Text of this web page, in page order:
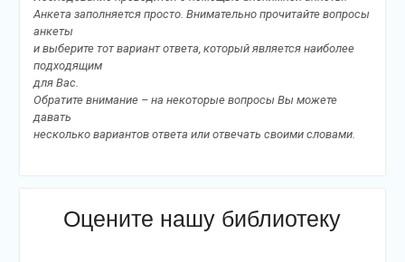
Анкета заполняется просто. Внимательно прочитайте вопросы
анкеты
и выберите тот вариант ответа, который является наиболее
подходящим
для Вас.
Обратите внимание – на некоторые вопросы Вы можете
давать
несколько вариантов ответа или отвечать своими словами.
Оцените нашу библиотеку